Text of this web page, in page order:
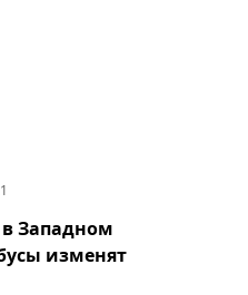
в Западном
изменят